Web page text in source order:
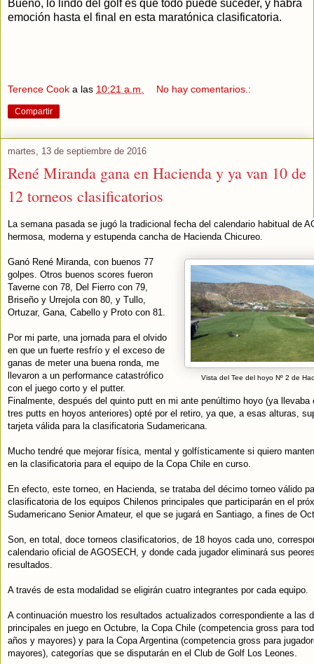
Bueno, lo lindo del golf es que todo puede suceder, y habrá
emoción hasta el final en esta maratónica clasificatoria.
Terence Cook a las 10:21 a.m. No hay comentarios.:
Compartir
martes, 13 de septiembre de 2016
René Miranda gana en Hacienda y ya van 10 de
12 torneos clasificatorios
La semana pasada se jugó la tradicional fecha del calendario habitual de
hermosa, moderna y estupenda cancha de Hacienda Chicureo.
Vista del Tee del hoyo Nº 2 de
Ganó René Miranda, con buenos 77
golpes. Otros buenos scores fueron
Taverne con 78, Del Fierro con 79,
Briseño y Urrejola con 80, y Tullo,
Ortuzar, Gana, Cabello y Proto con 81.
Por mi parte, una jornada para el olvido
en que un fuerte resfrío y el exceso de
ganas de meter una buena ronda, me
llevaron a un performance catastrófico
con el juego corto y el putter.
Finalmente, después del quinto putt en mi ante penúltimo hoyo (ya llevaba
tres putts en hoyos anteriores) opté por el retiro, ya que, a esas alturas,
tarjeta válida para la clasificatoria Sudamericana.
Mucho tendré que mejorar física, mental y golfísticamente si quiero
en la clasificatoria para el equipo de la Copa Chile en curso.
En efecto, este torneo, en Hacienda, se trataba del décimo torneo válido
clasificatoria de los equipos Chilenos principales que participarán en el
Sudamericano Senior Amateur, el que se jugará en Santiago, a fines de
Son, en total, doce torneos clasificatorios, de 18 hoyos cada uno,
calendario oficial de AGOSECH, y donde cada jugador eliminará sus
resultados.
A través de esta modalidad se eligirán cuatro integrantes por cada equipo.
A continuación muestro los resultados actualizados correspondiente a las
principales en juego en Octubre, la Copa Chile (competencia gross para
años y mayores) y para la Copa Argentina (competencia gross para
mayores), categorías que se disputarán en el Club de Golf Los Leones.